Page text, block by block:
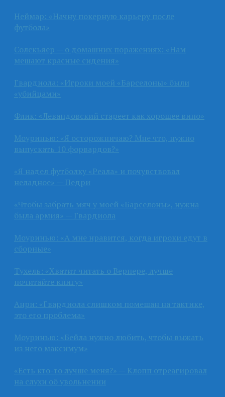
Неймар: «Начну покерную карьеру после
футбола»
Солскьяер — о домашних поражениях: «Нам
мешают красные сидения»
Гвардиола: «Игроки моей «Барселоны» были
«убийцами»
Флик: «Левандовский стареет как хорошее вино»
Моуринью: «Я осторожничаю? Мне что, нужно
выпускать 10 форвардов?»
«Я надел футболку «Реала» и почувствовал
неладное» — Педри
«Чтобы забрать мяч у моей «Барселоны», нужна
была армия» — Гвардиола
Моуринью: «А мне нравится, когда игроки едут в
сборные»
Тухель: «Хватит читать о Вернере, лучше
почитайте книгу»
Анри: «Гвардиола слишком помешан на тактике,
это его проблема»
Моуринью: «Бейла нужно любить, чтобы выжать
из него максимум»
«Есть кто-то лучше меня?» — Клопп отреагировал
на слухи об увольнении